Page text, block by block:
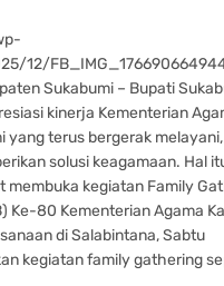
12/
Sukabumi – Bupati
kinerja Kementerian
yang terus bergerak melayani,
solusi keagamaan. Hal
membuka kegiatan Family
Ke-80 Kementerian Agama
di Salabintana, Sabtu
kegiatan family gathering